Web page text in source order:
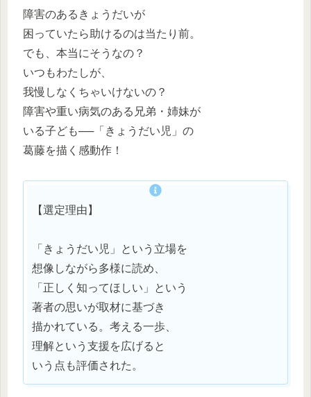
障害のあるきょうだいが
困っていたら助けるのは当たり前。
でも、本当にそうなの？
いつもわたしが、
我慢しなくちゃいけないの？
障害や重い病気のある兄弟・姉妹が
いる子ども──「きょうだい児」の
葛藤を描く感動作！
【選定理由】
「きょうだい児」という立場を
想像しながら多様に読め、
「正しく知ってほしい」という
著者の思いが取材に基づき
描かれている。考える一歩、
理解という支援を広げると
いう点も評価された。